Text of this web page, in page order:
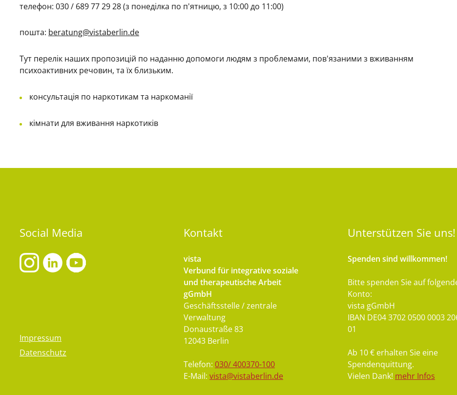
телефон: 030 / 689 77 29 28 (з понеділка по п'ятницю, з 10:00 до 11:00)
пошта: beratung@vistaberlin.de
Тут перелік наших пропозицій по наданню допомоги людям з проблемами, пов'язаними з вживанням
психоактивних речовин, та їх близьким.
консультація по наркотикам та наркоманії
кімнати для вживання наркотиків
Social Media
Impressum
Datenschutz
Kontakt
vista
Verbund für integrative soziale
und therapeutische Arbeit
gGmbH
Geschäftsstelle / zentrale
Verwaltung
Donaustraße 83
12043 Berlin
Telefon: 030/ 400370-100
E-Mail: vista@vistaberlin.de
Unterstützen Sie uns!
Spenden sind willkommen!
Bitte spenden Sie auf
Konto:
vista gGmbH
IBAN DE04 3702 0500 0003
01
Ab 10 € erhalten Sie eine
Spendenquittung.
Vielen Dank! mehr Infos